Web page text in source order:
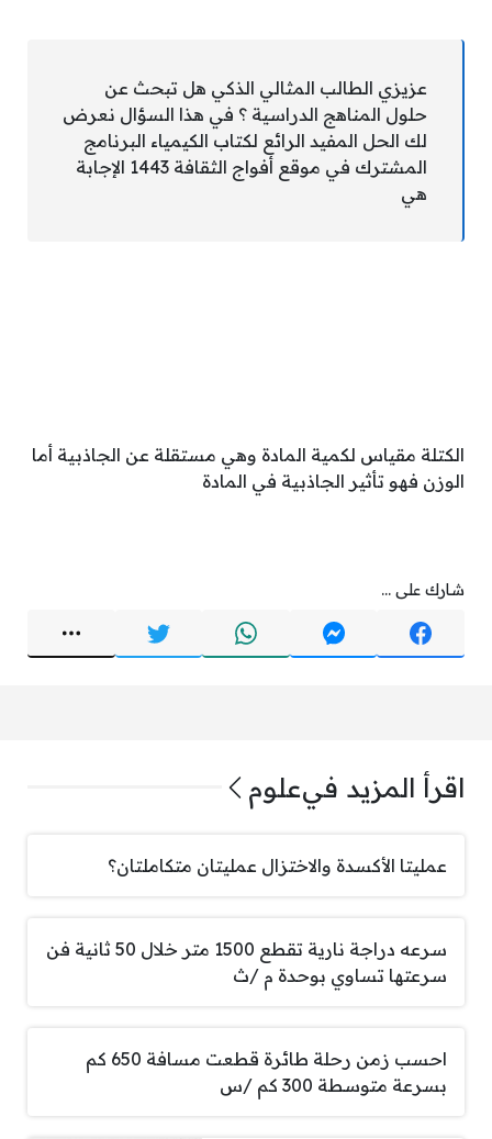
عزيزي الطالب المثالي الذكي هل تبحث عن
حلول المناهج الدراسية ؟ في هذا السؤال نعرض
لك الحل المفيد الرائع لكتاب الكيمياء البرنامج
المشترك في موقع أفواج الثقافة 1443 الإجابة
هي
الكتلة مقياس لكمية المادة وهي مستقلة عن الجاذبية أما
الوزن فهو تأثير الجاذبية في المادة
شارك على ...
اقرأ المزيد فيعلوم
عمليتا الأكسدة والاختزال عمليتان متكاملتان؟
سرعه دراجة نارية تقطع 1500 متر خلال 50 ثانية فن
سرعتها تساوي بوحدة م /ث
احسب زمن رحلة طائرة قطعت مسافة 650 كم
بسرعة متوسطة 300 كم /س